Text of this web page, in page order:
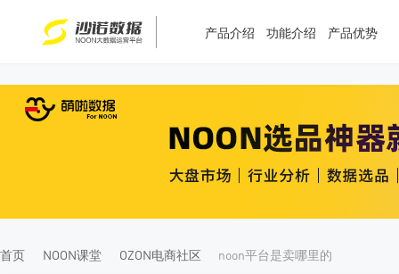
产品介绍 功能介绍 产品优势
首页 NOON课堂 OZON电商社区 noon平台是卖哪里的